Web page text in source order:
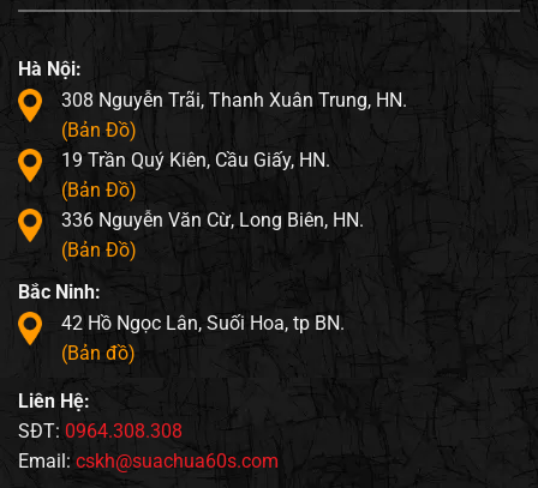
Hà Nội:
308 Nguyễn Trãi, Thanh Xuân Trung, HN.
(Bản Đồ)
19 Trần Quý Kiên, Cầu Giấy, HN.
(Bản Đồ)
336 Nguyễn Văn Cừ, Long Biên, HN.
(Bản Đồ)
Bắc Ninh:
42 Hồ Ngọc Lân, Suối Hoa, tp BN.
(Bản đồ)
Liên Hệ:
SĐT: 0964.308.308
Email: cskh@suachua60s.com